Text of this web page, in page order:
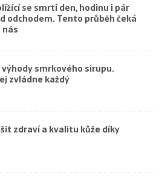
se smrti den, hodinu i pár
odchodem. Tento průběh čeká
nás
smrkového sirupu.
zvládne každý
zdraví a kvalitu kůže díky